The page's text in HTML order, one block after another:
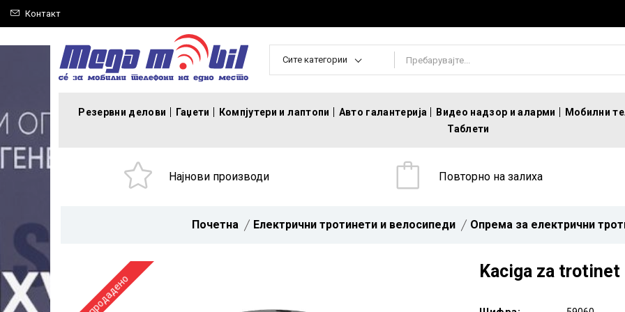
Контакт
Сите категории
Резервни делови Гаџети Компјутери и лаптопи Авто галантерија Видео надзор и аларми Мобилни
Таблети
Најнови производи Повторно на залиха
Почетна Електрични тротинети и велосипеди Опрема за електрични
Kaciga za trotinet